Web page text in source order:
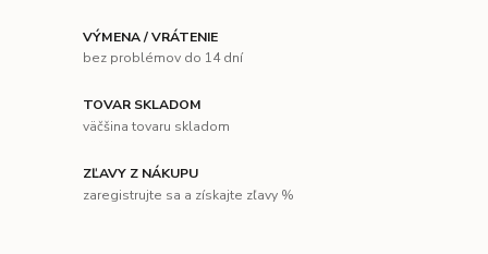
VÝMENA / VRÁTENIE
bez problémov do 14 dní
TOVAR SKLADOM
väčšina tovaru skladom
ZĽAVY Z NÁKUPU
zaregistrujte sa a získajte zľavy %